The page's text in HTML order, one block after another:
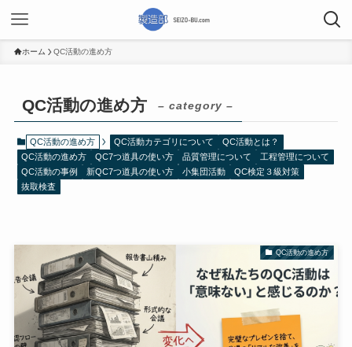
ホーム QC活動の進め方
QC活動の進め方 – category –
QC活動の進め方 QC活動カテゴリについて
QC活動とは？
QC活動の進め方
QC7つ道具の使い方 品質管理について
工程管理について
QC活動の事例
新QC7つ道具の使い方 小集団活動
QC検定３級対策
抜取検査
QC活動の進め方